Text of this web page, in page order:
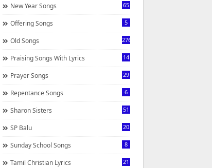
New Year Songs 65
Offering Songs 5
Old Songs 276
Praising Songs With Lyrics 14
Prayer Songs 29
Repentance Songs 6
Sharon Sisters 51
SP Balu 20
Sunday School Songs 8
Tamil Christian Lyrics 21